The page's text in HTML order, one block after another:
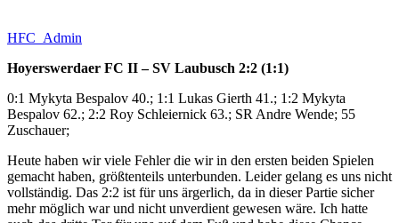
HFC_Admin
Hoyerswerdaer FC II – SV Laubusch 2:2 (1:1)
0:1 Mykyta Bespalov 40.; 1:1 Lukas Gierth 41.; 1:2 Mykyta
Bespalov 62.; 2:2 Roy Schleiernick 63.; SR Andre Wende; 55
Zuschauer;
Heute haben wir viele Fehler die wir in den ersten beiden Spielen
gemacht haben, größtenteils unterbunden. Leider gelang es uns nicht
vollständig. Das 2:2 ist für uns ärgerlich, da in dieser Partie sicher
mehr möglich war und nicht unverdient gewesen wäre. Ich hatte